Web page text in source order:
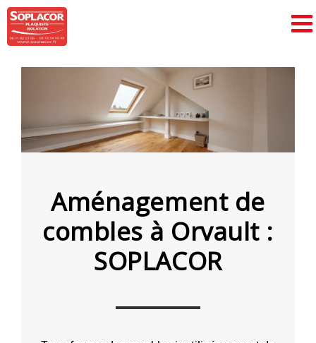
Passer
au
contenu
Aménagement de
combles à Orvault :
SOPLACOR